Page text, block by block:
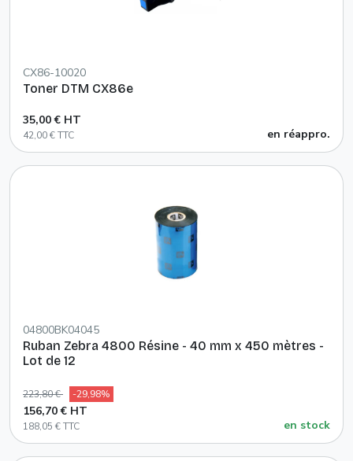
CX86-10020
Toner DTM CX86e
35,00 € HT
42,00 € TTC en réappro.
04800BK04045
Ruban Zebra 4800 Résine - 40 mm x 450 mètres -
Lot de 12
223,80 € -29,98%
156,70 € HT
188,05 € TTC en stock